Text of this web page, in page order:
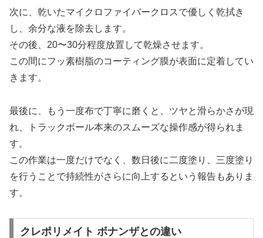
次に、乾いたマイクロファイバークロスで優しく乾拭き
し、余分な液を除去します。
その後、20〜30分程度放置して乾燥させます。
この間にフッ素樹脂のコーティング膜が表面に定着してい
きます。
最後に、もう一度布で丁寧に磨くと、ツヤと滑らかさが現
れ、トラックボール本来のスムーズな操作感が得られま
す。
この作業は一度だけでなく、数日後に二度塗り、三度塗り
を行うことで持続性がさらに向上するという報告もありま
す。
クレポリメイト ボナンザとの違い